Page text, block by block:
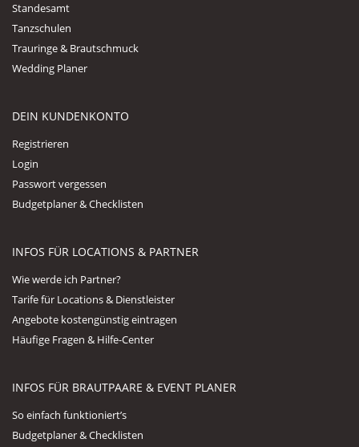
Standesamt
Tanzschulen
Trauringe & Brautschmuck
Wedding Planer
DEIN KUNDENKONTO
Registrieren
Login
Passwort vergessen
Budgetplaner & Checklisten
INFOS FÜR LOCATIONS & PARTNER
Wie werde ich Partner?
Tarife für Locations & Dienstleister
Angebote kostengünstig eintragen
Häufige Fragen & Hilfe-Center
INFOS FÜR BRAUTPAARE & EVENT PLANER
So einfach funktioniert’s
Budgetplaner & Checklisten